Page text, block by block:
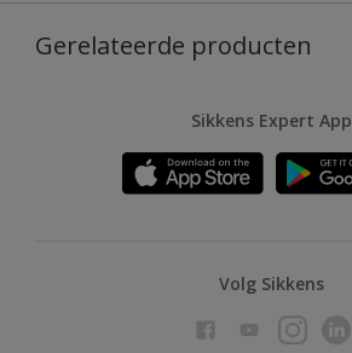
Gerelateerde producten
Sikkens Expert App
Volg Sikkens